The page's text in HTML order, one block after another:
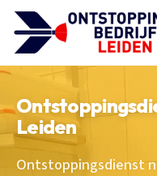
Leiden
Ontstoppingsdienst